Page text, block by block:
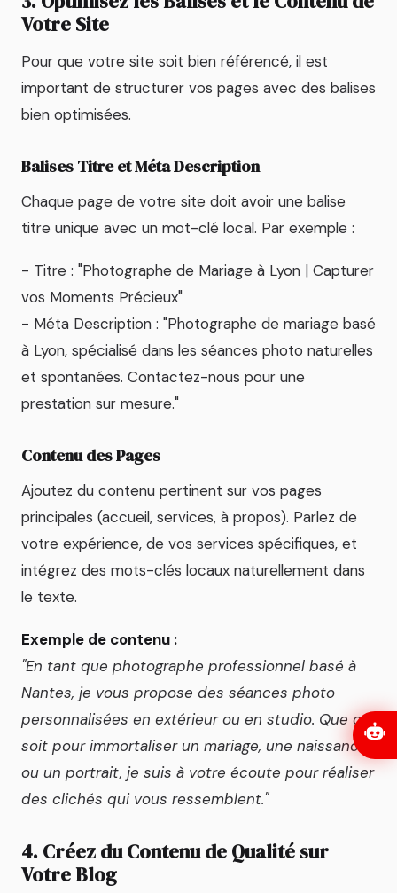
Votre Site
Pour que votre site soit bien référencé, il est
important de structurer vos pages avec des balises
bien optimisées.
Balises Titre et Méta Description
Chaque page de votre site doit avoir une balise
titre unique avec un mot-clé local. Par exemple :
- Titre : "Photographe de Mariage à Lyon | Capturer
vos Moments Précieux"
- Méta Description : "Photographe de mariage basé
à Lyon, spécialisé dans les séances photo naturelles
et spontanées. Contactez-nous pour une
prestation sur mesure."
Contenu des Pages
Ajoutez du contenu pertinent sur vos pages
principales (accueil, services, à propos). Parlez de
votre expérience, de vos services spécifiques, et
intégrez des mots-clés locaux naturellement dans
le texte.
Exemple de contenu :
"En tant que photographe professionnel basé à
Nantes, je vous propose des séances photo
personnalisées en extérieur ou en studio. Que ce
soit pour immortaliser un mariage, une naissance,
ou un portrait, je suis à votre écoute pour réaliser
des clichés qui vous ressemblent."
4. Créez du Contenu de Qualité sur
Votre Blog